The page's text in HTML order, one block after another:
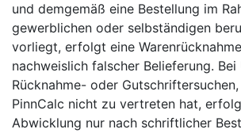
und demgemäß eine Bestellung im
gewerblichen oder selbständigen
vorliegt, erfolgt eine
nachweislich falscher Belieferung. Bei
Rücknahme- oder
PinnCalc nicht zu vertreten hat,
Abwicklung nur nach schriftlicher